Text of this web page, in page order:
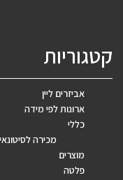
קטגוריות
אביזרים ליין
ארונות לפי מידה
כללי
מכירה
מוצרים
פלטה